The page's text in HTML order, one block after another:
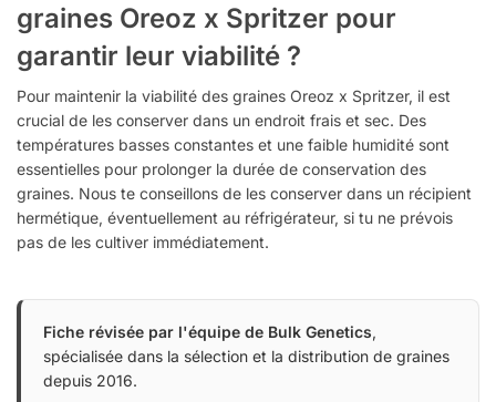
graines Oreoz x Spritzer pour
garantir leur viabilité ?
Pour maintenir la viabilité des graines Oreoz x Spritzer, il est
crucial de les conserver dans un endroit frais et sec. Des
températures basses constantes et une faible humidité sont
essentielles pour prolonger la durée de conservation des
graines. Nous te conseillons de les conserver dans un récipient
hermétique, éventuellement au réfrigérateur, si tu ne prévois
pas de les cultiver immédiatement.
Fiche révisée par l'équipe de Bulk Genetics,
spécialisée dans la sélection et la distribution de graines
depuis 2016.